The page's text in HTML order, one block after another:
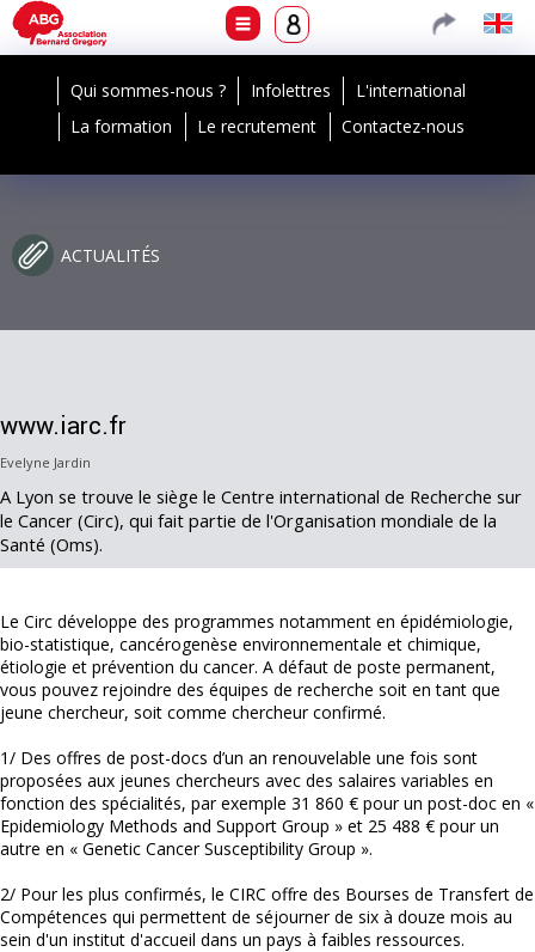
Qui sommes-nous ? Infolettres
L'international
La formation
Le recrutement Contactez-nous
ACTUALITÉS
www.iarc.fr
Evelyne Jardin
A Lyon se trouve le siège le Centre international de Recherche sur
le Cancer (Circ), qui fait partie de l'Organisation mondiale de la
Santé (Oms).
Le Circ développe des programmes notamment en épidémiologie,
bio-statistique, cancérogenèse environnementale et chimique,
étiologie et prévention du cancer. A défaut de poste permanent,
vous pouvez rejoindre des équipes de recherche soit en tant que
jeune chercheur, soit comme chercheur confirmé.
1/ Des offres de post-docs d’un an renouvelable une fois sont
proposées aux jeunes chercheurs avec des salaires variables en
fonction des spécialités, par exemple 31 860 € pour un post-doc en «
Epidemiology Methods and Support Group » et 25 488 € pour un
autre en « Genetic Cancer Susceptibility Group ».
2/ Pour les plus confirmés, le CIRC offre des Bourses de Transfert de
Compétences qui permettent de séjourner de six à douze mois au
sein d'un institut d'accueil dans un pays à faibles ressources.